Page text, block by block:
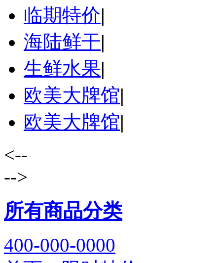
临期特价|
海陆鲜干|
生鲜水果|
欧美大牌馆|
欧美大牌馆|
<--
-->
所有商品分类
400-000-0000